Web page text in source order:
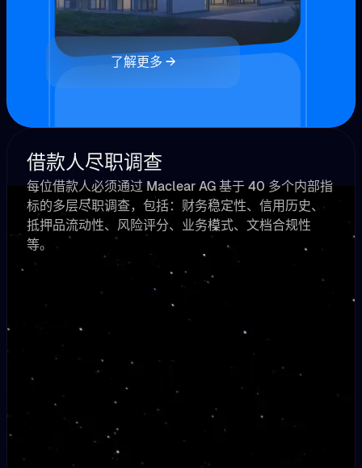
了解更多 →
借款人尽职调查
每位借款人必须通过 Maclear AG 基于 40 多个内部指
标的多层尽职调查，包括：财务稳定性、信用历史、
抵押品流动性、风险评分、业务模式、文档合规性
等。